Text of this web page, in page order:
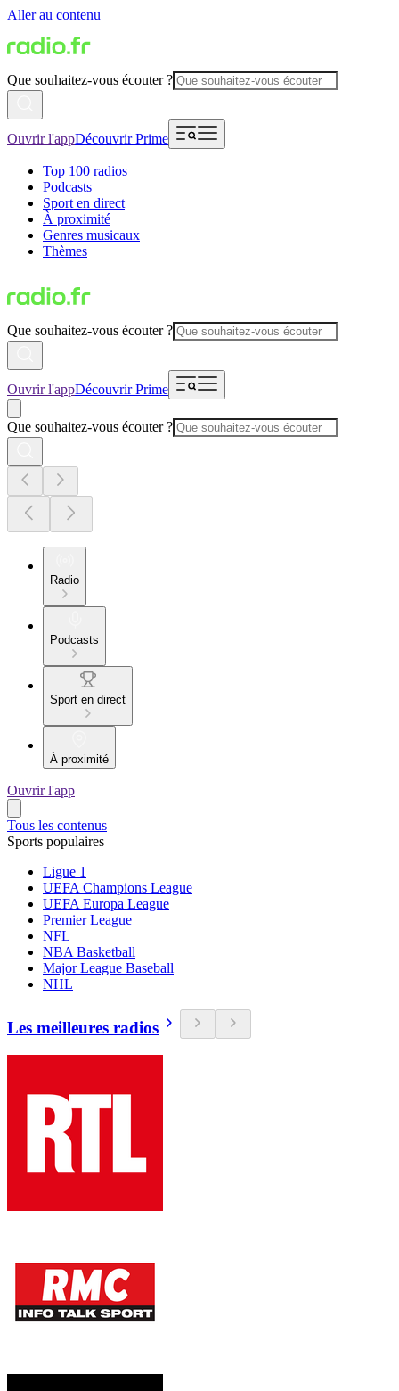
Aller au contenu
Que souhaitez-vous écouter ?
Ouvrir l'appDécouvrir Prime
Top 100 radios
Podcasts
Sport en direct
À proximité
Genres musicaux
Thèmes
Que souhaitez-vous écouter ?
Ouvrir l'appDécouvrir Prime
Que souhaitez-vous écouter ?
Radio
Podcasts
Sport en direct
À proximité
Ouvrir l'app
Tous les contenus
Sports populaires
Ligue 1
UEFA Champions League
UEFA Europa League
Premier League
NFL
NBA Basketball
Major League Baseball
NHL
Les meilleures radios